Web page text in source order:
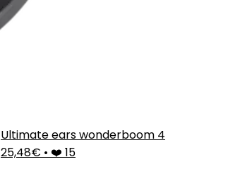
Ultimate ears wonderboom 4
25,48€ • ❤️ 15